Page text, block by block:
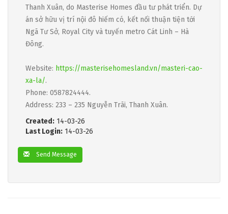
Thanh Xuân, do Masterise Homes đầu tư phát triển. Dự
án sở hữu vị trí nội đô hiếm có, kết nối thuận tiện tới
Ngã Tư Sở, Royal City và tuyến metro Cát Linh – Hà
Đông.
Website: https://masterisehomesland.vn/masteri-cao-
xa-la/.
Phone: 0587824444.
Address: 233 – 235 Nguyễn Trãi, Thanh Xuân.
Created: 14-03-26
Last Login: 14-03-26
Send Message